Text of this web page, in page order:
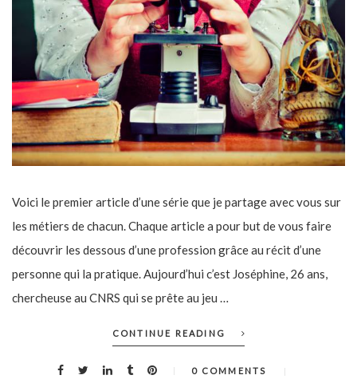
Voici le premier article d’une série que je partage avec vous sur
les métiers de chacun. Chaque article a pour but de vous faire
découvrir les dessous d’une profession grâce au récit d’une
personne qui la pratique. Aujourd’hui c’est Joséphine, 26 ans,
chercheuse au CNRS qui se prête au jeu …
CONTINUE READING
0 COMMENTS